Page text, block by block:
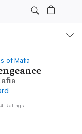
of Mafia
4 Ratings